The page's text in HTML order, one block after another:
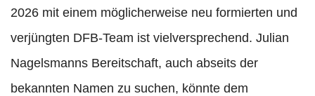
2026 mit einem möglicherweise neu formierten und
verjüngten DFB-Team ist vielversprechend. Julian
Nagelsmanns Bereitschaft, auch abseits der
bekannten Namen zu suchen, könnte dem